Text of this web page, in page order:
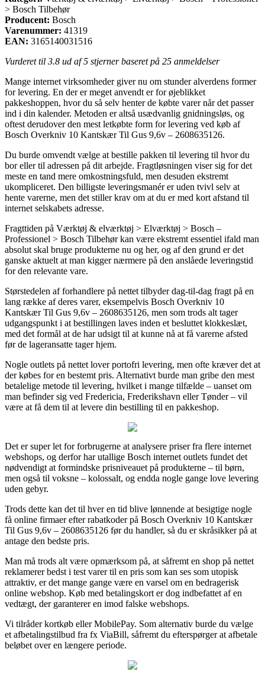
> Bosch Tilbehør
Producent: Bosch
Varenummer: 41319
EAN: 3165140031516
Vurderet til 3.8 ud af 5 stjerner baseret på 25 anmeldelser
Mange internet virksomheder giver nu om stunder alverdens former
for levering. En der er meget anvendt er for øjeblikket
pakkeshoppen, hvor du så selv henter de købte varer når det passer
ind i din kalender. Metoden er altså usædvanlig gnidningsløs, og
oftest derudover den mest letkøbte form for levering ved køb af
Bosch Overkniv 10 Kantskær Til Gus 9,6v – 2608635126.
Du burde omvendt vælge at bestille pakken til levering til hvor du
bor eller til adressen på dit arbejde. Fragtløsningen viser sig for det
meste en tand mere omkostningsfuld, men desuden ekstremt
ukompliceret. Den billigste leveringsmanér er uden tvivl selv at
hente varerne, men det stiller krav om at du er med kort afstand til
internet selskabets adresse.
Fragttiden på Værktøj & elværktøj > Elværktøj > Bosch –
Professionel > Bosch Tilbehør kan være ekstremt essentiel ifald man
absolut skal bruge produkterne nu og her, og af den grund er det
ganske aktuelt at man kigger nærmere på den anslåede leveringstid
for den relevante vare.
Størstedelen af forhandlere på nettet tilbyder dag-til-dag fragt på en
lang række af deres varer, eksempelvis Bosch Overkniv 10
Kantskær Til Gus 9,6v – 2608635126, men som trods alt tager
udgangspunkt i at bestillingen laves inden et besluttet klokkeslæt,
med det formål at de har udsigt til at kunne nå at få varerne afsted
før de lageransatte tager hjem.
Nogle outlets på nettet lover portofri levering, men ofte kræver det at
der købes for en bestemt pris. Alternativt burde man gribe den mest
betalelige metode til levering, hvilket i mange tilfælde – uanset om
man befinder sig ved Fredericia, Frederikshavn eller Tønder – vil
være at få dem til at levere din bestilling til en pakkeshop.
Det er super let for forbrugerne at analysere priser fra flere internet
webshops, og derfor har utallige Bosch internet outlets fundet det
nødvendigt at formindske prisniveauet på produkterne – til børn,
men også til voksne – kolossalt, og endda nogle gange love levering
uden gebyr.
Trods dette kan det til hver en tid blive lønnende at besigtige nogle
få online firmaer efter rabatkoder på Bosch Overkniv 10 Kantskær
Til Gus 9,6v – 2608635126 før du handler, så du er skråsikker på at
antage den bedste pris.
Man må trods alt være opmærksom på, at såfremt en shop på nettet
reklamerer bedst i test varer til en pris som kan ses som utopisk
attraktiv, er det mange gange være en varsel om en bedragerisk
online webshop. Køb med betalingskort er dog indbefattet af en
vedtægt, der garanterer en imod falske webshops.
Vi tilråder kortkøb eller MobilePay. Som alternativ burde du vælge
et afbetalingstilbud fra fx ViaBill, såfremt du efterspørger at afbetale
beløbet over en længere periode.